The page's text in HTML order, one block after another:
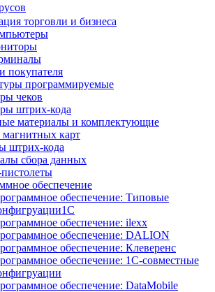
торговли и бизнеса
покупателя
программируемые
чеков
штрих-кода
материалы и комплектующие
карт
штрих-кода
сбора данных
обеспечение
обеспечение: Типовые
обеспечение: ilexx
обеспечение: DALION
обеспечение: Клеверенс
обеспечение: 1С-совместные
обеспечение: DataMobile